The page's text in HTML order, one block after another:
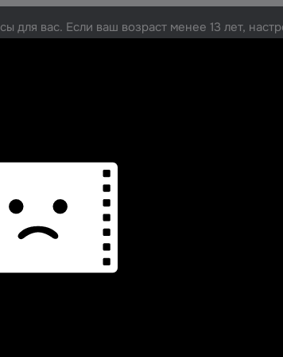
для вас. Если ваш возраст менее 13 лет,